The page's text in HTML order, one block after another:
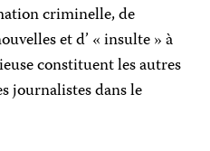
criminelle, de
et d’ « insulte » à
constituent les autres
journalistes dans le